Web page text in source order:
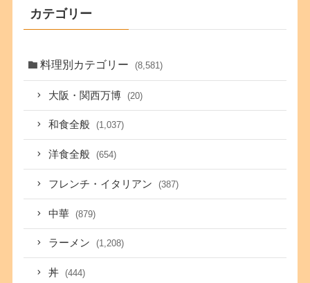
カテゴリー
料理別カテゴリー (8,581)
大阪・関西万博 (20)
和食全般 (1,037)
洋食全般 (654)
フレンチ・イタリアン (387)
中華 (879)
ラーメン (1,208)
丼 (444)